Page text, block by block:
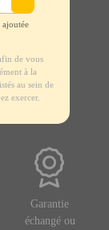
ajoutée
de vous
à la
au sein de
exercer.
Garantie
échangé ou